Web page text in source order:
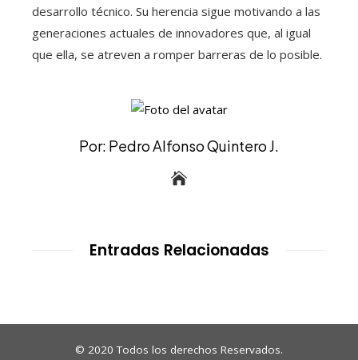
desarrollo técnico. Su herencia sigue motivando a las
generaciones actuales de innovadores que, al igual
que ella, se atreven a romper barreras de lo posible.
Por: Pedro Alfonso Quintero J.
Entradas Relacionadas
© 2020 Todos los derechos Reservados.